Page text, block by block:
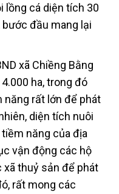
lồng cá diện tích 30
đầu mang lại
xã Chiềng Bằng
ha, trong đó
năng rất lớn để phát
diện tích nuôi
năng của địa
vận động các hộ
xã thuỷ sản để phát
rất mong các